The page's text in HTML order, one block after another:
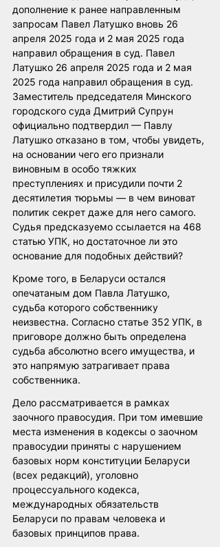
дополнение к ранее направленным
запросам Павел Латушко вновь 26
апреля 2025 года и 2 мая 2025 года
направил обращения в суд. Павел
Латушко 26 апреля 2025 года и 2 мая
2025 года направил обращения в суд.
Заместитель председателя Минского
городского суда Дмитрий Супрун
официально подтвердил — Павлу
Латушко отказано в том, чтобы увидеть,
на основании чего его признали
виновным в особо тяжких
преступлениях и присудили почти 2
десятилетия тюрьмы — в чем виноват
политик секрет даже для него самого.
Судья предсказуемо ссылается на 468
статью УПК, но достаточное ли это
основание для подобных действий?
Кроме того, в Беларуси остался
опечатаным дом Павла Латушко,
судьба которого собственнику
неизвестна. Согласно статье 352 УПК, в
приговоре должно быть определена
судьба абсолютно всего имущества, и
это напрямую затрагивает права
собственника.
Дело рассматривается в рамках
заочного правосудия. При том имевшие
места изменения в кодексы о заочном
правосудии приняты с нарушением
базовых норм конституции Беларуси
(всех редакций), уголовно
процессуального кодекса,
международных обязательств
Беларуси по правам человека и
базовых принципов права.